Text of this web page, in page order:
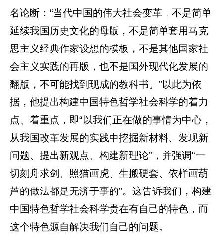
名论断：“当代中国的伟大社会变革，不是简单
延续我国历史文化的母版，不是简单套用马克
思主义经典作家设想的模板，不是其他国家社
会主义实践的再版，也不是国外现代化发展的
翻版，不可能找到现成的教科书。”以此为依
据，他提出构建中国特色哲学社会科学的着力
点、着重点，即“以我们正在做的事情为中心，
从我国改革发展的实践中挖掘新材料、发现新
问题、提出新观点、构建新理论”，并强调“一
切刻舟求剑、照猫画虎、生搬硬套、依样画葫
芦的做法都是无济于事的”。这告诉我们，构建
中国特色哲学社会科学贵在有自己的特色，而
这个特色源自解决我们自己的问题。